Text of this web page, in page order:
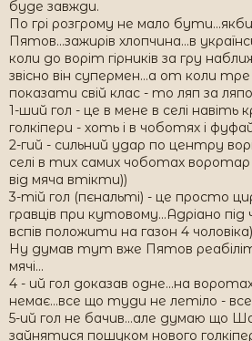
буде завжди.
По грі розгрому не мало бути...якби
Пятов...зажирів хлопчина...в
коли до воріт гірників за гру
звісно він супермен...а от коли
показати свій клас - то ляп за
1-ший гол - це в мене в селі
голкіпери - хоть і в чоботях і
2-гий - сильний удар по центру
селі в тих самих чоботах
від мяча втікти))
3-тій гол (пєнальті) - це просто
гравців при кутовому...Адріано
вспів положити на газон 4
Ну думав тут вже Пятов
мячі...
4 - ий гол доказав одне...на воротах
немає...все що туди не летіло -
5-ий гол не бачив...але думаю що
зайнятися пошуком нового